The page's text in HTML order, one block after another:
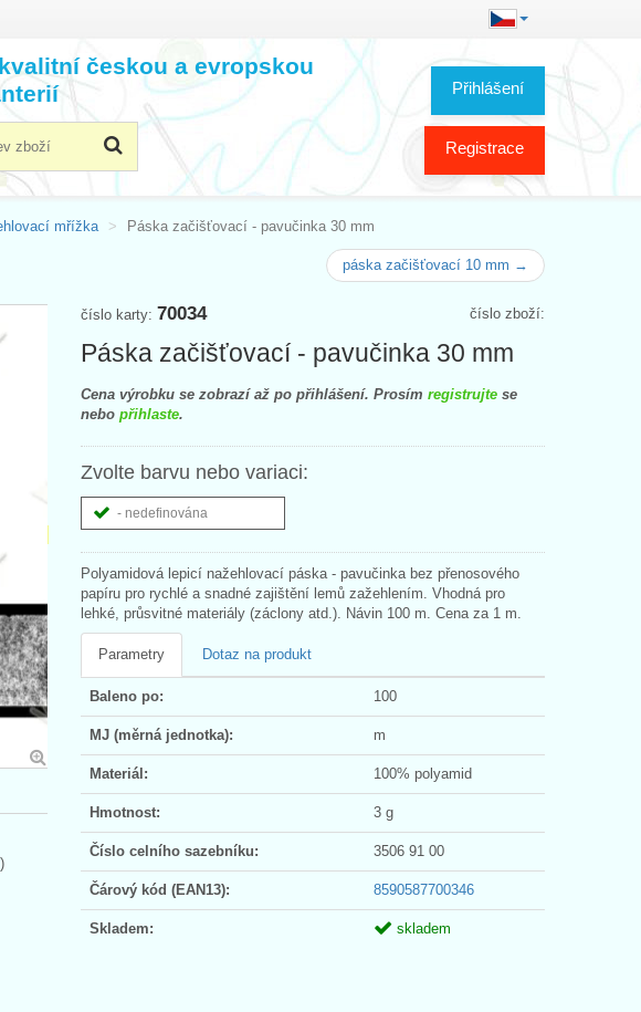
Přihlášení
Registrace
českou a evropskou
mřížka Páska začišťovací - pavučinka 30 mm
páska začišťovací 10 mm →
číslo zboží:
číslo karty: 70034
Páska začišťovací - pavučinka 30 mm
Cena výrobku se zobrazí až po přihlášení. Prosím registrujte se
nebo přihlaste.
Zvolte barvu nebo variaci:
- nedefinována
Polyamidová lepicí nažehlovací páska - pavučinka bez přenosového
papíru pro rychlé a snadné zajištění lemů zažehlením. Vhodná pro
lehké, průsvitné materiály (záclony atd.). Návin 100 m. Cena za 1 m.
Parametry Dotaz na produkt
Baleno po: 100
MJ (měrná jednotka): m
Materiál: 100% polyamid
Hmotnost: 3 g
Číslo celního sazebníku: 3506 91 00
Čárový kód (EAN13): 8590587700346
Skladem: skladem
)